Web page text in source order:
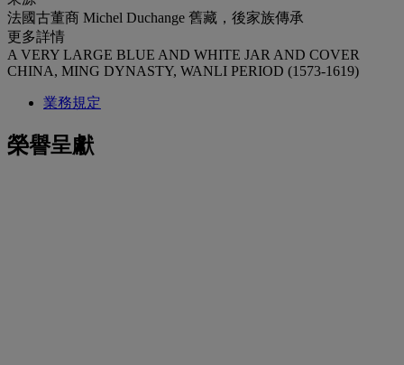
法國古董商 Michel Duchange 舊藏，後家族傳承
更多詳情
A VERY LARGE BLUE AND WHITE JAR AND COVER
CHINA, MING DYNASTY, WANLI PERIOD (1573-1619)
業務規定
榮譽呈獻